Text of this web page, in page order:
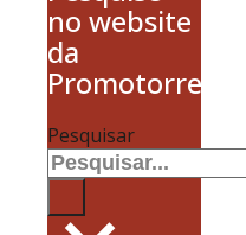
no website
da
Promotorres
Pesquisar